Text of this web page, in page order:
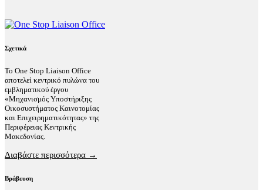
Σχετικά
Το One Stop Liaison Office
αποτελεί κεντρικό πυλώνα του
εμβληματικού έργου
«Μηχανισμός Υποστήριξης
Οικοσυστήματος Καινοτομίας
και Επιχειρηματικότητας» της
Περιφέρειας Κεντρικής
Μακεδονίας.
Διαβάστε περισσότερα →
Βράβευση